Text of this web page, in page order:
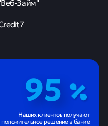
Займ"
95
Наших клиентов получают
положительное решение в банке